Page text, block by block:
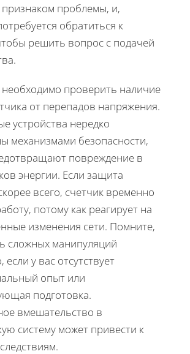
проблемы, и,
обратиться к
решить вопрос с подачей
необходимо проверить наличие
от перепадов напряжения.
устройства нередко
механизмами безопасности,
повреждение в
энергии. Если защита
всего, счетчик временно
потому как реагирует на
изменения сети. Помните,
сложных манипуляций
у вас отсутствует
опыт или
подготовка.
вмешательство в
систему может привести к